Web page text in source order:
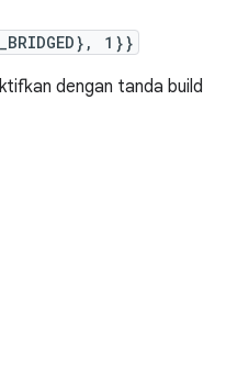
1}}
dengan tanda build